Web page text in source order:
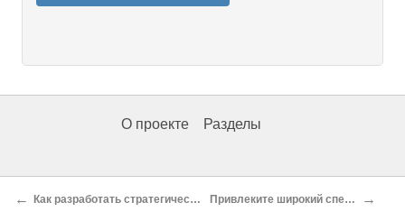
О проекте Разделы
← Как разработать стратегическую сессию Привлеките широкий спектр мнений →